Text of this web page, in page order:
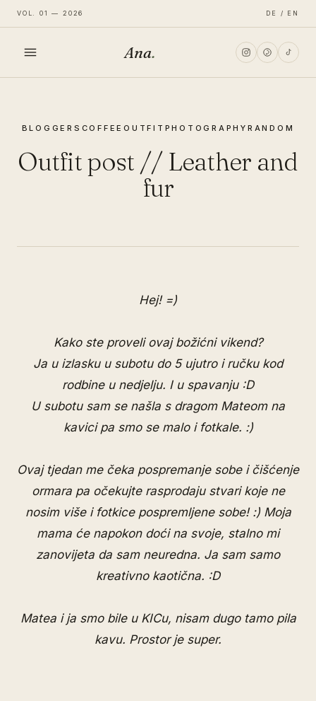
VOL. 01 — 2026 DE / EN
Ana.
BLOGGERS COFFEEOUTFIT PHOTOGRAPHY RANDOM
Outfit post // Leather and
fur
Hej! =)
Kako ste proveli ovaj božićni vikend?
Ja u izlasku u subotu do 5 ujutro i ručku kod
rodbine u nedjelju. I u spavanju :D
U subotu sam se našla s dragom Mateom na
kavici pa smo se malo i fotkale. :)
Ovaj tjedan me čeka pospremanje sobe i čišćenje
ormara pa očekujte rasprodaju stvari koje ne
nosim više i fotkice pospremljene sobe! :) Moja
mama će napokon doći na svoje, stalno mi
zanovijeta da sam neuredna. Ja sam samo
kreativno kaotična. :D
Matea i ja smo bile u KICu, nisam dugo tamo pila
kavu. Prostor je super.